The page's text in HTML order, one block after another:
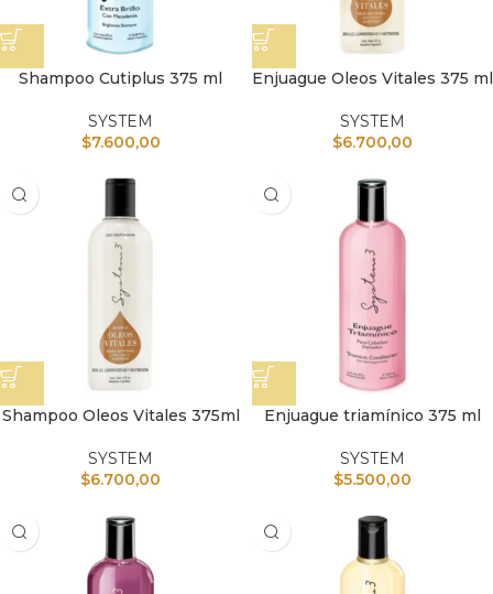
Shampoo Cutiplus 375 ml
SYSTEM
$7.600,00
Enjuague Oleos Vitales 375 ml
SYSTEM
$6.700,00
Shampoo Oleos Vitales 375ml
SYSTEM
$6.700,00
Enjuague triamínico 375 ml
SYSTEM
$5.500,00